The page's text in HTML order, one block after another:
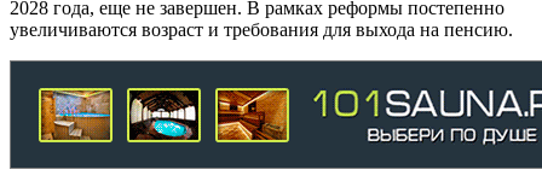
2028 года, еще не завершен. В рамках реформы постепенно
увеличиваются возраст и требования для выхода на пенсию.